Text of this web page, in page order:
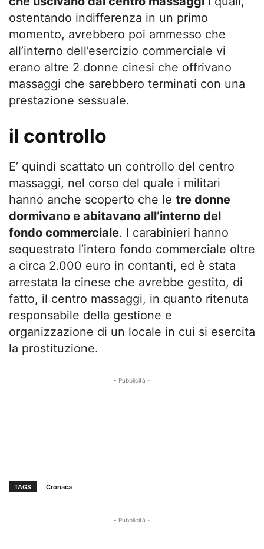
ostentando indifferenza in un primo
momento, avrebbero poi ammesso che
all’interno dell’esercizio commerciale vi
erano altre 2 donne cinesi che offrivano
massaggi che sarebbero terminati con una
prestazione sessuale.
il controllo
E’ quindi scattato un controllo del centro
massaggi, nel corso del quale i militari
hanno anche scoperto che le tre donne
dormivano e abitavano all’interno del
fondo commerciale. I carabinieri hanno
sequestrato l’intero fondo commerciale oltre
a circa 2.000 euro in contanti, ed è stata
arrestata la cinese che avrebbe gestito, di
fatto, il centro massaggi, in quanto ritenuta
responsabile della gestione e
organizzazione di un locale in cui si esercita
la prostituzione.
- Pubblicità -
TAGS Cronaca
- Pubblicità -